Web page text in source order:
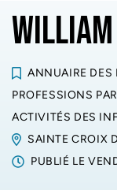
ANNUAIRE DES
PROFESSIONS
ACTIVITÉS DES
SAINTE CROIX
PUBLIÉ LE